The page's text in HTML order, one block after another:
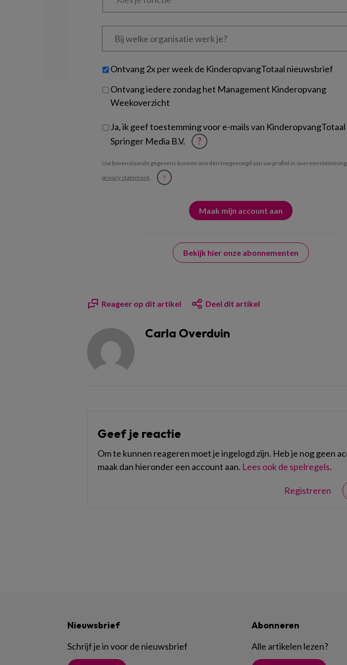
Bij
welke
je?
Untitled
Ontvang 2x per week de KinderopvangTotaal nieuwsbrief
Ontvang iedere zondag het Management Kinderopvang
Weekoverzicht
Ja, ik geef toestemming voor e-mails van KinderopvangTotaal
Springer Media B.V.
?
Uw bovenstaande gegevens kunnen worden toegevoegd aan uw profiel in
privacy statement. ?
Bekijk hier onze abonnementen
Reageer op dit artikel Deel dit artikel
Carla Overduin
Geef je reactie
Om te kunnen reageren moet je ingelogd zijn. Heb je nog geen
maak dan hieronder een account aan. Lees ook de spelregels.
Registreren
Nieuwsbrief
Schrijf je in voor de nieuwsbrief
Abonneren
Alle artikelen lezen?